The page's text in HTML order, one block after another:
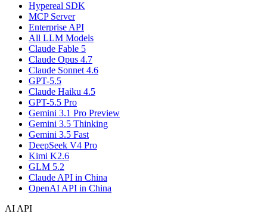
Hypereal SDK
MCP Server
Enterprise API
All LLM Models
Claude Fable 5
Claude Opus 4.7
Claude Sonnet 4.6
GPT-5.5
Claude Haiku 4.5
GPT-5.5 Pro
Gemini 3.1 Pro Preview
Gemini 3.5 Thinking
Gemini 3.5 Fast
DeepSeek V4 Pro
Kimi K2.6
GLM 5.2
Claude API in China
OpenAI API in China
AI API